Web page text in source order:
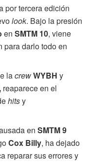
por tercera edición
look. Bajo la presión
enSMTM 10, viene
para darlo todo en
lacrewWYBH y
reaparece en el
hitsy
enSMTM 9
Cox Billy, ha dejado
reparar sus errores y